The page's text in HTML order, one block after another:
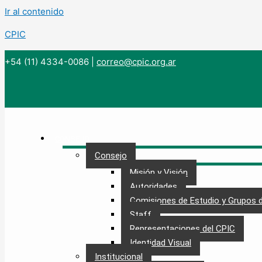
Ir al contenido
CPIC
+54 (11) 4334-0086 correo@cpic.org.ar
Consejo
Misión y Visión
Autoridades
Comisiones de Estudio y Grupos
Staff
Representaciones del CPIC
Identidad Visual
Institucional